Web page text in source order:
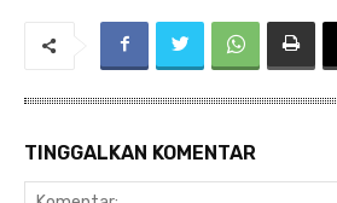
TINGGALKAN KOMENTAR